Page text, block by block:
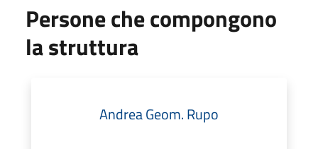
Persone che compongono
la struttura
Andrea Geom. Rupo